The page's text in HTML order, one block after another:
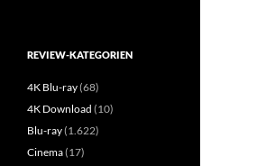
REVIEW-KATEGORIEN
4K Blu-ray(68)
4K Download (10)
Blu-ray(1.622)
Cinema(17)